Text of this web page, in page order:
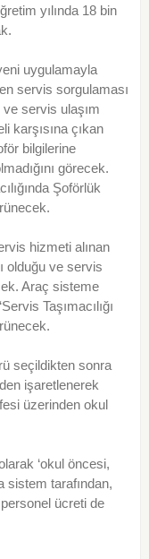
yılında 18 bin
uygulamayla
servis sorgulaması
servis ulaşım
karşısına çıkan
bilgilerine
görecek.
Şoförlük
hizmeti alınan
olduğu ve servis
Araç sisteme
Taşımacılığı
seçildikten sonra
işaretlenerek
üzerinden okul
‘okul öncesi,
sistem tarafından,
ücreti de